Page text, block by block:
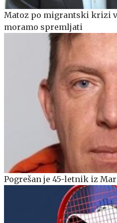
Matoz po migrantski krizi v
moramo spremljati
Pogrešan je 45-letnik iz